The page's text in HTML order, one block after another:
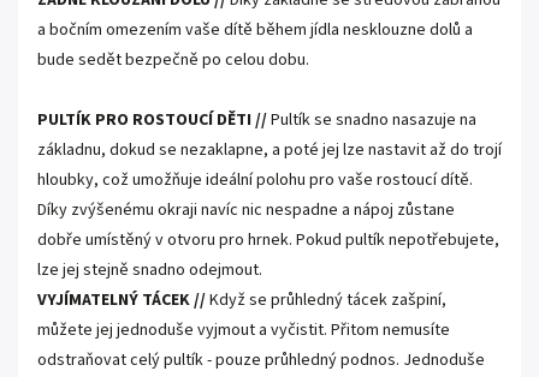
a bočním omezením vaše dítě během jídla nesklouzne dolů a
bude sedět bezpečně po celou dobu.
PULTÍK PRO ROSTOUCÍ DĚTI //Pultík se snadno nasazuje na
základnu, dokud se nezaklapne, a poté jej lze nastavit až do trojí
hloubky, což umožňuje ideální polohu pro vaše rostoucí dítě.
Díky zvýšenému okraji navíc nic nespadne a nápoj zůstane
dobře umístěný v otvoru pro hrnek. Pokud pultík nepotřebujete,
lze jej stejně snadno odejmout.
VYJÍMATELNÝ TÁCEK //Když se průhledný tácek zašpiní,
můžete jej jednoduše vyjmout a vyčistit. Přitom nemusíte
odstraňovat celý pultík - pouze průhledný podnos. Jednoduše